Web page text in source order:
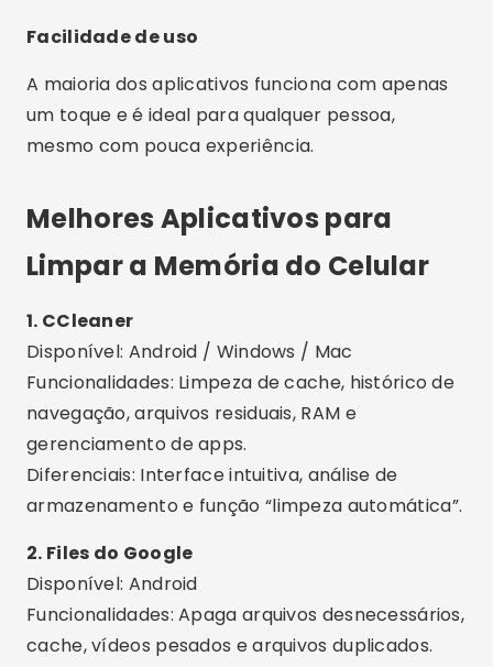
1. CCleaner
Disponível: Android / Windows / Mac
Funcionalidades: Limpeza de cache, histórico de
navegação, arquivos residuais, RAM e
Diferenciais: Interface intuitiva, análise de
armazenamento e função “limpeza automática”.
2. Files do Google
Disponível: Android
Funcionalidades: Apaga arquivos desnecessários,
cache, vídeos pesados e arquivos duplicados.
Diferenciais: Seguro, sem anúncios e criado pelo
Google. Recomendações inteligentes com IA.
3. Nox Cleaner
Disponível: Android
Funcionalidades: Limpeza de cache, acelerador
de jogos, antivírus e resfriamento de CPU.
Diferenciais: Interface moderna, notificações
úteis e limpeza profunda com um toque.